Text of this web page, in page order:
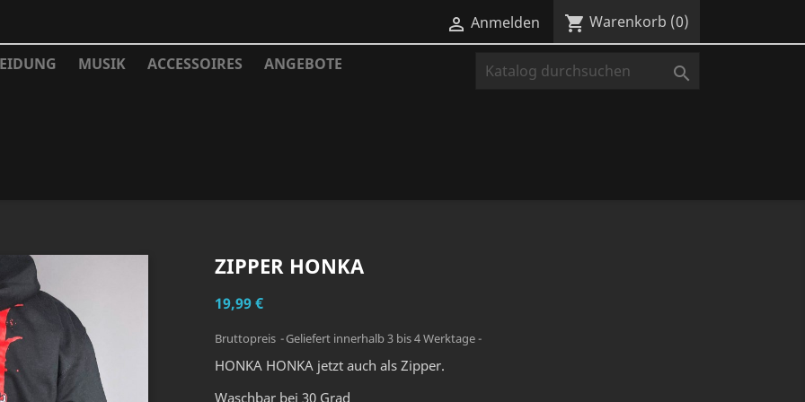
 Anmelden shopping_cart Warenkorb (0)
MUSIK ACCESSOIRES ANGEBOTE 
ZIPPER HONKA
19,99 €
Bruttopreis Geliefert innerhalb 3 bis 4 Werktage -
HONKA HONKA jetzt auch als Zipper.
Waschbar bei 30 Grad